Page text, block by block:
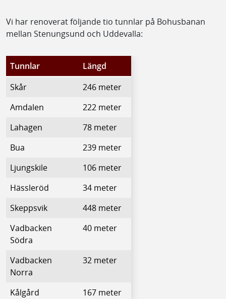
Vi har renoverat följande tio tunnlar på Bohusbanan
mellan Stenungsund och Uddevalla:
Tunnlar
Längd
Skår
246 meter
Amdalen
222 meter
Lahagen
78 meter
Bua
239 meter
Ljungskile
106 meter
Hässleröd
34 meter
Skeppsvik
448 meter
Vadbacken
Södra
40 meter
Vadbacken
Norra
32 meter
Kålgård 167 meter